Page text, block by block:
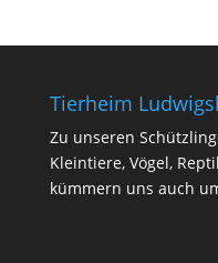
Tierheim
Zu unseren
Kleintiere, Vögel,
kümmern uns auch